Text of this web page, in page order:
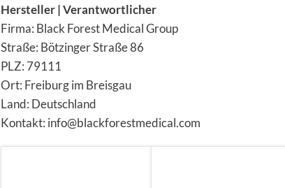
Hersteller | Verantwortlicher
Firma: Black Forest Medical Group
Straße: Bötzinger Straße 86
PLZ: 79111
Ort: Freiburg im Breisgau
Land: Deutschland
Kontakt: info@blackforestmedical.com